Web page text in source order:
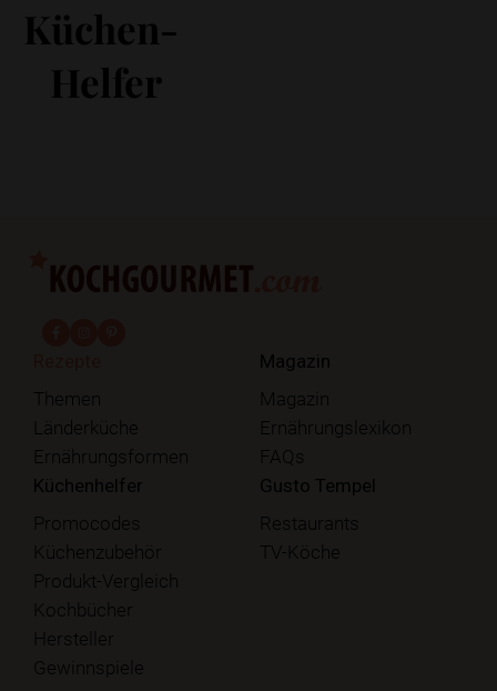
Küchen-
Helfer
Themen
Länderküche
Ernährungsformen
Magazin
Magazin
Ernährungslexikon
FAQs
Küchenhelfer
Promocodes
Küchenzubehör
Produkt-Vergleich
Kochbücher
Hersteller
Gewinnspiele
Gusto Tempel
Restaurants
TV-Köche